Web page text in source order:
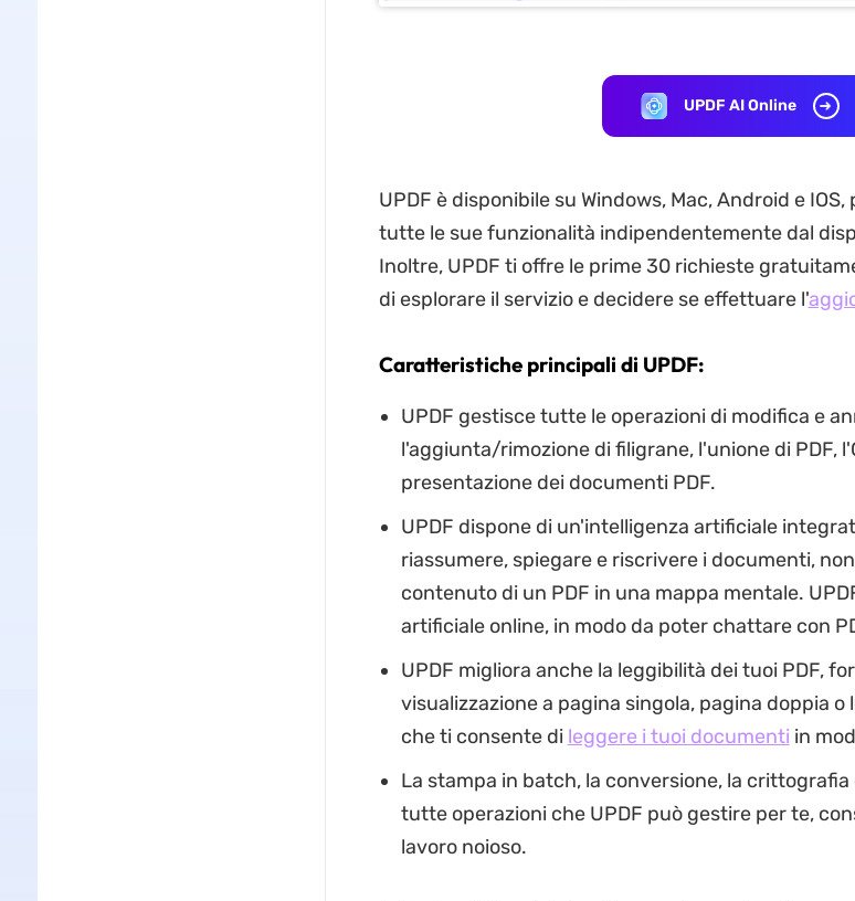
UPDF AI Online
UPDF è disponibile su Windows, Mac, Android e
tutte le sue funzionalità indipendentemente dal
Inoltre, UPDF ti offre le prime 30 richieste
di esplorare il servizio e decidere se effettuare l'
Caratteristiche principali di UPDF:
UPDF gestisce tutte le operazioni di modifica e
l'aggiunta/rimozione di filigrane, l'unione di PDF,
presentazione dei documenti PDF.
UPDF dispone di un'intelligenza artificiale
riassumere, spiegare e riscrivere i documenti,
contenuto di un PDF in una mappa mentale.
artificiale online, in modo da poter chattare con
UPDF migliora anche la leggibilità dei tuoi PDF,
visualizzazione a pagina singola, pagina doppia
che ti consente di leggere i tuoi documenti in
La stampa in batch, la conversione, la
tutte operazioni che UPDF può gestire per te,
lavoro noioso.